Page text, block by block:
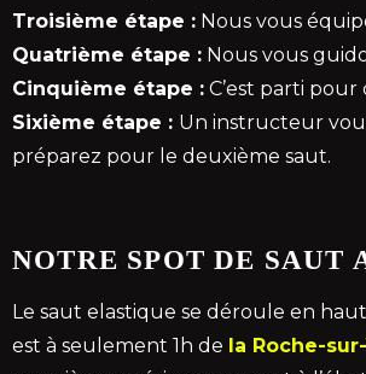
Troisième étape : Nous vous
Quatrième étape : Nous vous
Cinquième étape : C’est parti
Sixième étape : Un instructeur
préparez pour le deuxième saut.
NOTRE SPOT DE
Le saut elastique se déroule en
est à seulement 1h de la Roche-